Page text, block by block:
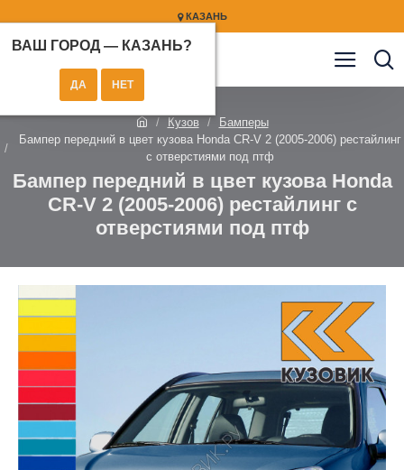
КАЗАНЬ
ВАШ ГОРОД — КАЗАНЬ?
Кузов
Бамперы
Бампер передний в цвет кузова Honda CR-V 2 (2005-2006) рестайлинг
с отверстиями под птф
Бампер передний в цвет кузова Honda
CR-V 2 (2005-2006) рестайлинг с
отверстиями под птф